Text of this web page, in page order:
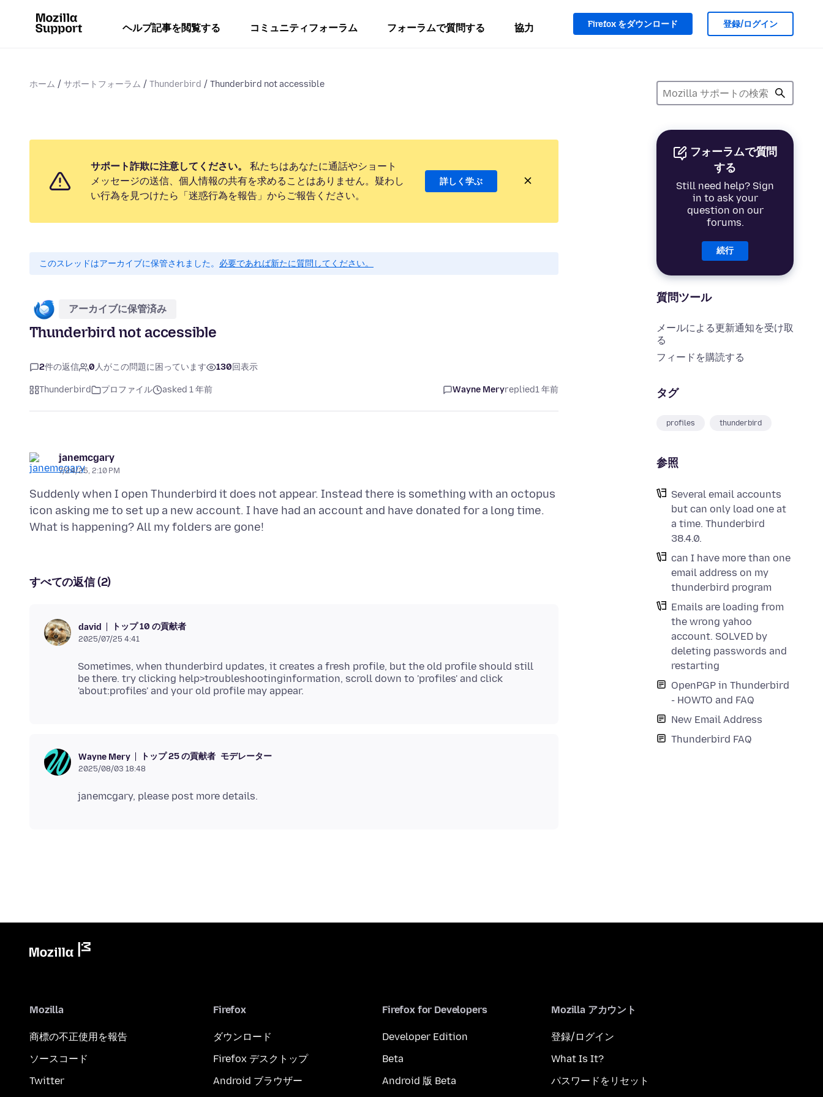
ヘルプ記事を閲覧する コミュニティフォーラム フォーラムで質問する 協力 Firefox をダウンロード 登録/ログイン
ホーム サポートフォーラム Thunderbird Thunderbird not accessible
フォーラムで質問
する
Still need help? Sign
in to ask your
question on our
forums.
続行
質問ツール
メールによる更新通知を受け取
る
フィードを購読する
タグ
profiles thunderbird
参照
Several email accounts
but can only load one at
a time. Thunderbird
38.4.0.
can I have more than one
email address on my
thunderbird program
Emails are loading from
the wrong yahoo
account. SOLVED by
deleting passwords and
restarting
OpenPGP in Thunderbird
- HOWTO and FAQ
New Email Address
Thunderbird FAQ
サポート詐欺に注意してください。
私たちはあなたに通話やショート
メッセージの送信、個人情報の共有を求めることはありません。疑わし
い行為を見つけたら「迷惑行為を報告」からご報告ください。
詳しく学ぶ
このスレッドはアーカイブに保管されました。 必要であれば新たに質問してください。
アーカイブに保管済み
Thunderbird not accessible
2件の返信 0人がこの問題に困っています 130回表示
Thunderbird プロファイル asked 1 年前 Wayne Meryreplied1 年前
janemcgary
7/24/25, 2:10 PM
Suddenly when I open Thunderbird it does not appear. Instead there is something with an octopus
icon asking me to set up a new account. I have had an account and have donated for a long time.
すべての返信 (2)
david トップ 10 の貢献者
2025/07/25 4:41
Sometimes, when thunderbird updates, it creates a fresh profile, but the old profile should still
be there. try clicking help>troubleshootinginformation, scroll down to 'profiles' and click
Wayne Mery トップ 25 の貢献者 モデレーター
2025/08/03 18:48
Mozilla
商標の不正使用を報告
ソースコード
Twitter
Firefox
ダウンロード
Firefox デスクトップ
Android ブラウザー
Firefox for Developers
Developer Edition
Beta
Android 版 Beta
Mozilla アカウント
登録/ログイン
What Is It?
パスワードをリセット